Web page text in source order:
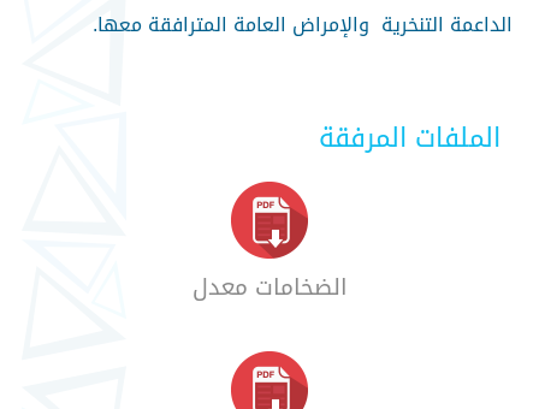
الداعمة التنخرية والإمراض العامة المترافقة معها.
الملفات المرفقة
الضخامات معدل